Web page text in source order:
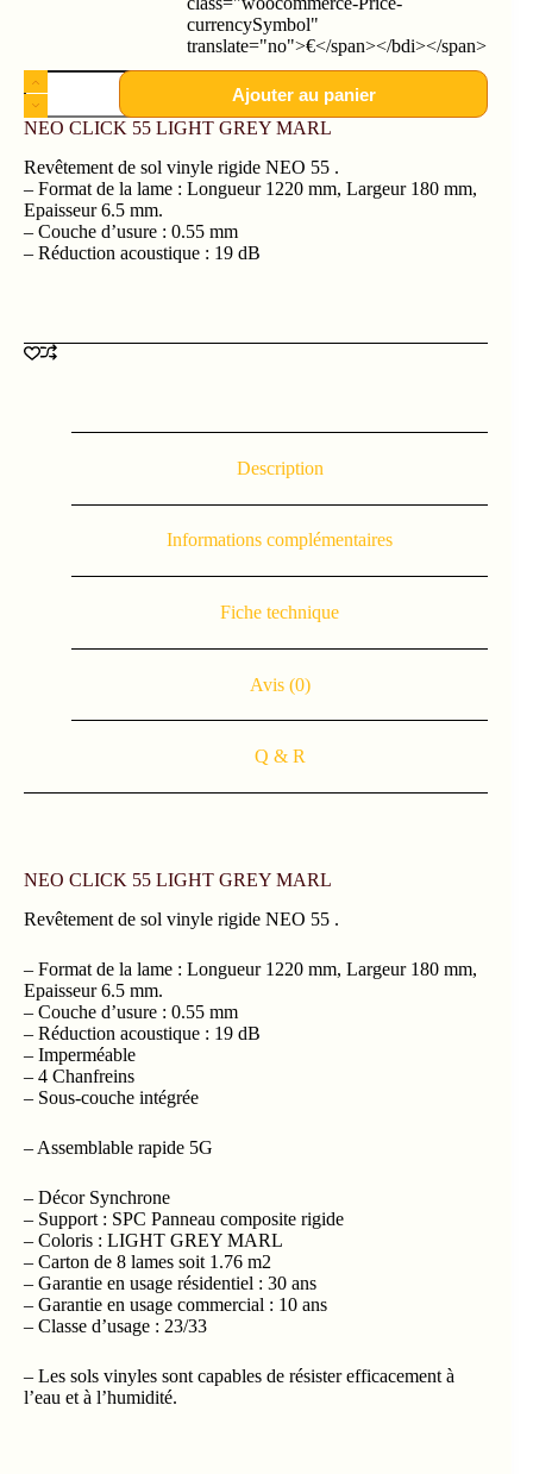
currencySymbol"
translate="no">€</span></bdi></span>
Ajouter au panier
NEO CLICK 55 LIGHT GREY MARL
Revêtement de sol vinyle rigide NEO 55 .
– Format de la lame : Longueur 1220 mm, Largeur 180 mm,
Epaisseur 6.5 mm.
– Couche d’usure : 0.55 mm
– Réduction acoustique : 19 dB
Description
Informations complémentaires
Fiche technique
Avis (0)
Q & R
NEO CLICK 55 LIGHT GREY MARL
Revêtement de sol vinyle rigide NEO 55 .
– Format de la lame : Longueur 1220 mm, Largeur 180 mm,
Epaisseur 6.5 mm.
– Couche d’usure : 0.55 mm
– Réduction acoustique : 19 dB
– Imperméable
– 4 Chanfreins
– Sous-couche intégrée
– Assemblable rapide 5G
– Décor Synchrone
– Support : SPC Panneau composite rigide
– Coloris : LIGHT GREY MARL
– Carton de 8 lames soit 1.76 m2
– Garantie en usage résidentiel : 30 ans
– Garantie en usage commercial : 10 ans
– Classe d’usage : 23/33
– Les sols vinyles sont capables de résister efficacement à
l’eau et à l’humidité.